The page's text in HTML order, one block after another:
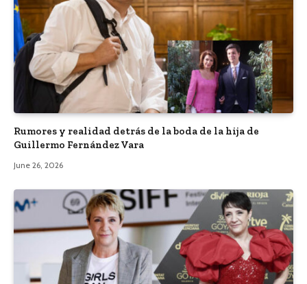
Rumores y realidad detrás de la boda de la hija de
Guillermo Fernández Vara
June 26, 2026